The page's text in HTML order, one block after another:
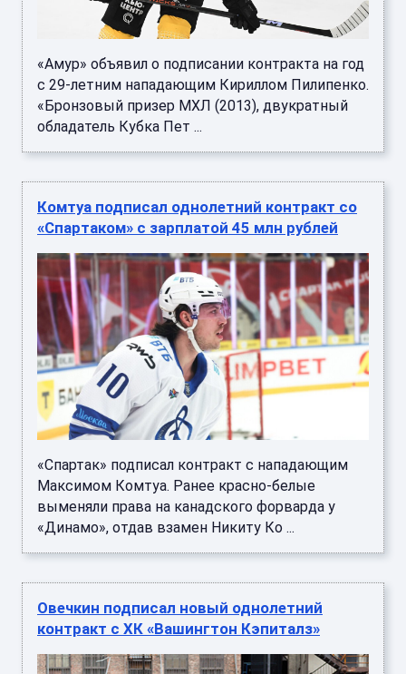
«Амур» объявил о подписании контракта на год
с 29-летним нападающим Кириллом Пилипенко.
«Бронзовый призер МХЛ (2013), двукратный
обладатель Кубка Пет ...
Комтуа подписал однолетний контракт со
«Спартаком» с зарплатой 45 млн рублей
«Спартак» подписал контракт с нападающим
Максимом Комтуа. Ранее красно-белые
выменяли права на канадского форварда у
«Динамо», отдав взамен Никиту Ко ...
Овечкин подписал новый однолетний
контракт с ХК «Вашингтон Кэпиталз»